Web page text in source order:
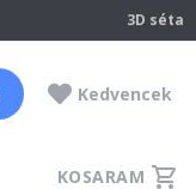
3D séta
Kedvencek
KOSARAM